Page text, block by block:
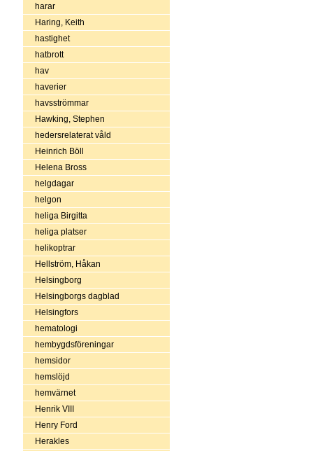
harar
Haring, Keith
hastighet
hatbrott
hav
haverier
havsströmmar
Hawking, Stephen
hedersrelaterat våld
Heinrich Böll
Helena Bross
helgdagar
helgon
heliga Birgitta
heliga platser
helikoptrar
Hellström, Håkan
Helsingborg
Helsingborgs dagblad
Helsingfors
hematologi
hembygdsföreningar
hemsidor
hemslöjd
hemvärnet
Henrik VIII
Henry Ford
Herakles